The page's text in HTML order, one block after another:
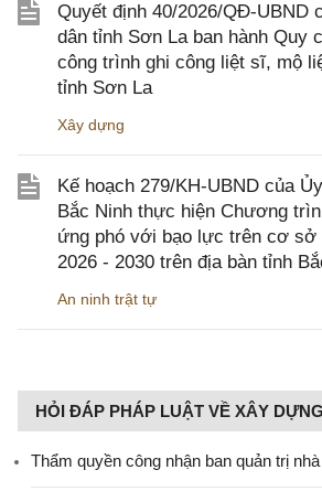
Quyết định 40/2026/QĐ-UBND
dân tỉnh Sơn La ban hành Quy
công trình ghi công liệt sĩ, mộ
tỉnh Sơn La
Xây dựng
Kế hoạch 279/KH-UBND của
Bắc Ninh thực hiện Chương
ứng phó với bạo lực trên cơ sở
2026 - 2030 trên địa bàn tỉnh
An ninh trật tự
HỎI ĐÁP PHÁP LUẬT VỀ XÂY DỰNG
Thẩm quyền công nhận ban quản trị